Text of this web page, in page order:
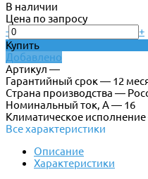
В наличии
Цена по запросу
-
+
Купить
Добавлено
Артикул —
Гарантийный срок — 12
Страна производства —
Номинальный ток, А — 16
Климатическое
Все характеристики
Описание
Характеристики